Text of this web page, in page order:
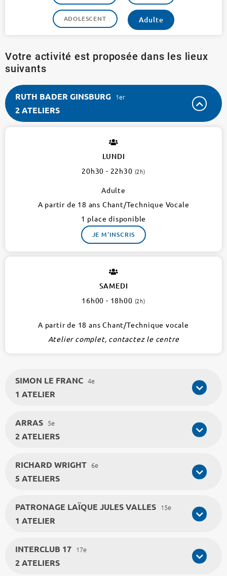
ADOLESCENT Adulte
Votre activité est proposée dans les lieux
suivants
RUTH BADER GINSBURG 1er
2 ATELIERS
LUNDI
20h30 - 22h30 (2h)
Adulte
A partir de 18 ans Chant/Technique Vocale
1 place disponible
JE M'INSCRIS
SAMEDI
16h00 - 18h00 (2h)
A partir de 18 ans Chant/Technique vocale
Atelier complet, contactez le centre
SIMON LE FRANC 4e
1 ATELIER
ARRAS 5e
2 ATELIERS
RICHARD WRIGHT 6e
5 ATELIERS
PATRONAGE LAÏQUE JULES VALLES 15e
1 ATELIER
INTERCLUB 17 17e
2 ATELIERS